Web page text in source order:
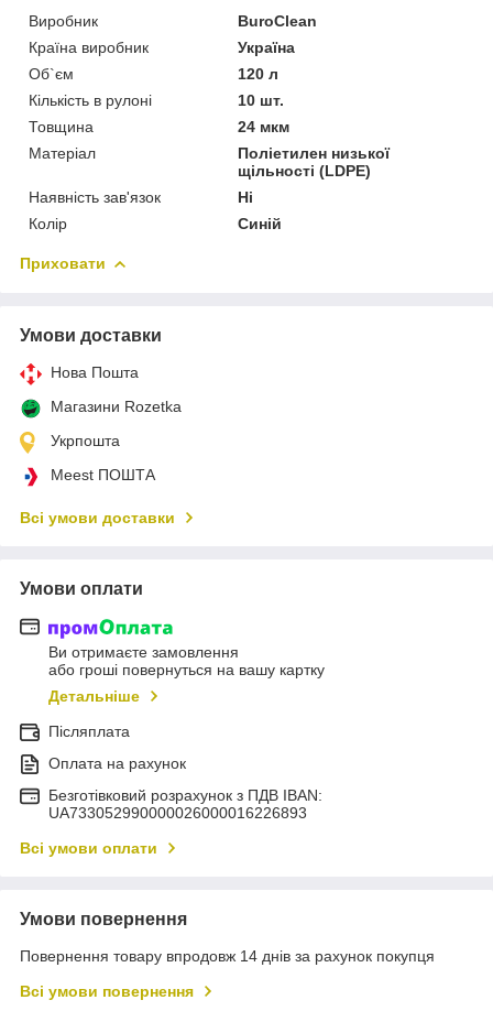
Виробник
BuroClean
Країна виробник
Україна
Об`єм
120 л
Кількість в рулоні
10 шт.
Товщина
24 мкм
Матеріал
Поліетилен низької
щільності (LDPE)
Наявність зав'язок
Ні
Колір
Синій
Приховати
Умови доставки
Нова Пошта
Магазини Rozetka
Укрпошта
Meest ПОШТА
Всі умови доставки
Умови оплати
Ви отримаєте замовлення
або гроші повернуться на вашу картку
Детальніше
Післяплата
Оплата на рахунок
Безготівковий розрахунок з ПДВ IBAN:
UA733052990000026000016226893
Всі умови оплати
Умови повернення
Повернення товару впродовж 14 днів за рахунок покупця
Всі умови повернення